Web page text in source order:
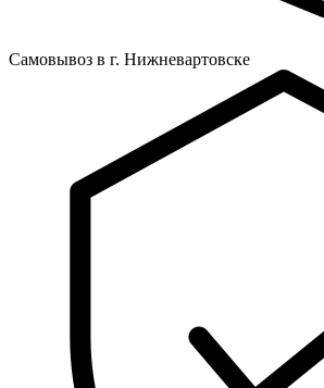
Самовывоз в г. Нижневартовске